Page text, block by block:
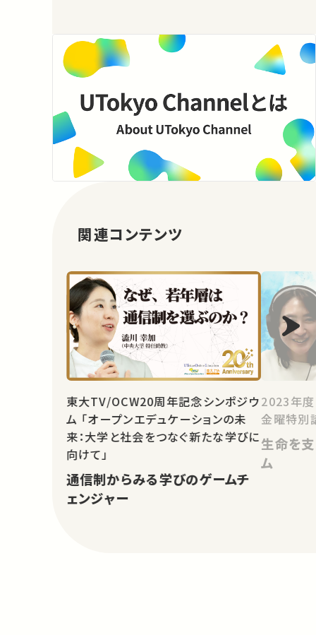
関連コンテンツ
東大TV/OCW20周年記念シンポジウ
ム 「オープンエデュケーションの未
来：大学と社会をつなぐ新たな学びに
向けて」
通信制からみる学びのゲームチ
ェンジャー
2023年度
金曜特別
生命を
ム